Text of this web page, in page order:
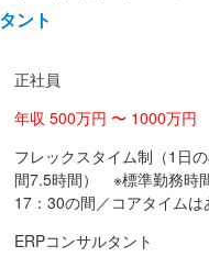
ント
正社員
年収 500万円 〜 1000万円
フレックスタイム制（1日
間7.5時間） ※標準勤務時
17：30の間／コアタイムは
ERPコンサルタント